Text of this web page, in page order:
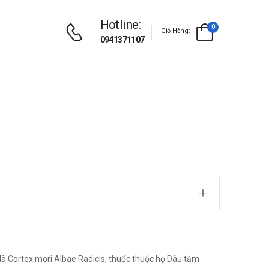
Hotline:
0941371107
Giỏ Hàng:
0
Cortex mori Albae Radicis, thuốc thuộc họ Dâu tằm